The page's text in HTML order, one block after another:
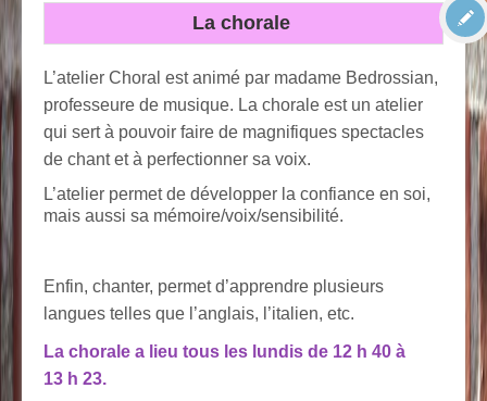
La chorale
L’atelier Choral est animé par madame Bedrossian,
professeure de musique. La chorale est un atelier
qui sert à pouvoir faire de magnifiques spectacles
de chant et à perfectionner sa voix.
L’atelier permet de développer la confiance en soi,
mais aussi sa mémoire/voix/sensibilité.
Enfin, chanter, permet d’apprendre plusieurs
langues telles que l’anglais, l’italien, etc.
La chorale a lieu tous les lundis de 12 h 40 à
13 h 23.